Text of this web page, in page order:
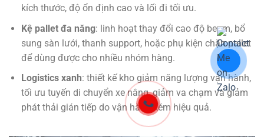
kích thước, độ ổn định cao và lối đi tối ưu.
Kệ pallet đa năng: linh hoạt thay đổi cao độ beam, bổ
sung sàn lưới, thanh support, hoặc phụ kiện chặn pallet
để dùng được cho nhiều nhóm hàng.
Logistics xanh: thiết kế kho giảm năng lượng vận hành,
tối ưu tuyến di chuyển xe nâng, giảm va chạm và giảm
phát thải gián tiếp do vận hành kém hiệu quả.